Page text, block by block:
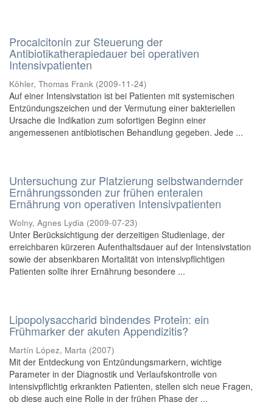
Procalcitonin zur Steuerung der
Antibiotikatherapiedauer bei operativen
Intensivpatienten
Köhler, Thomas Frank (2009-11-24)
Auf einer Intensivstation ist bei Patienten mit systemischen
Entzündungszeichen und der Vermutung einer bakteriellen
Ursache die Indikation zum sofortigen Beginn einer
angemessenen antibiotischen Behandlung gegeben. Jede ...
Untersuchung zur Platzierung selbstwandernder
Ernährungssonden zur frühen enteralen
Ernährung von operativen Intensivpatienten
Wolny, Agnes Lydia (2009-07-23)
Unter Berücksichtigung der derzeitigen Studienlage, der
erreichbaren kürzeren Aufenthaltsdauer auf der Intensivstation
sowie der absenkbaren Mortalität von intensivpflichtigen
Patienten sollte ihrer Ernährung besondere ...
Lipopolysaccharid bindendes Protein: ein
Frühmarker der akuten Appendizitis?
Martín López, Marta (2007)
Mit der Entdeckung von Entzündungsmarkern, wichtige
Parameter in der Diagnostik und Verlaufskontrolle von
intensivpflichtig erkrankten Patienten, stellen sich neue Fragen,
ob diese auch eine Rolle in der frühen Phase der ...